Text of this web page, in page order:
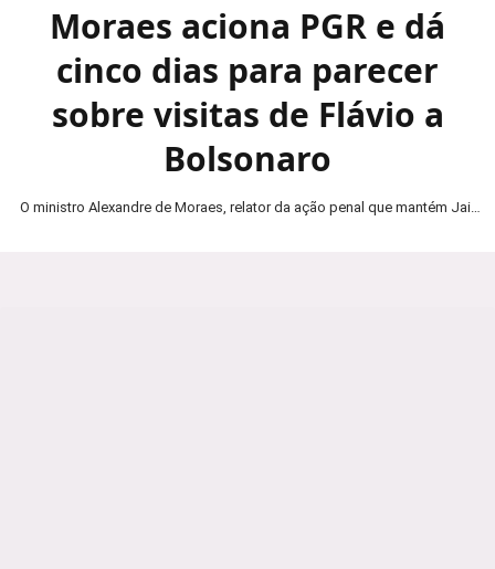
Moraes aciona PGR e dá
cinco dias para parecer
sobre visitas de Flávio a
Bolsonaro
O ministro Alexandre de Moraes, relator da ação penal que mantém Jair